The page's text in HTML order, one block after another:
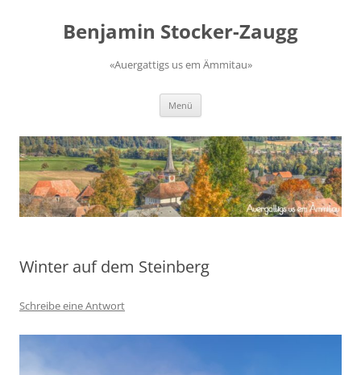
springenBenjamin Stocker-Zaugg
«Auergattigs us em Ämmitau»
Menü
Winter auf dem Steinberg
Schreibe eine Antwort